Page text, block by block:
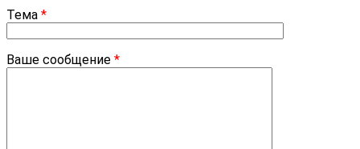
Тема *
Ваше сообщение *